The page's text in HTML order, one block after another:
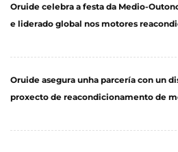
Oruide celebra a festa da Medio-
e liderado global nos motores
Oruide asegura unha parcería con un
proxecto de reacondicionamento de